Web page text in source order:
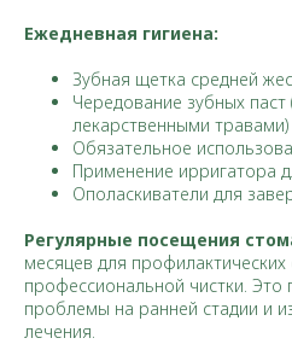
Ежедневная гигиена:
Зубная щетка средней
Чередование зубных
лекарственными травами)
Обязательное
Применение ирригатора
Ополаскиватели для
Регулярные посещения
месяцев для
профессиональной чистки. Это
проблемы на ранней стадии и
лечения.